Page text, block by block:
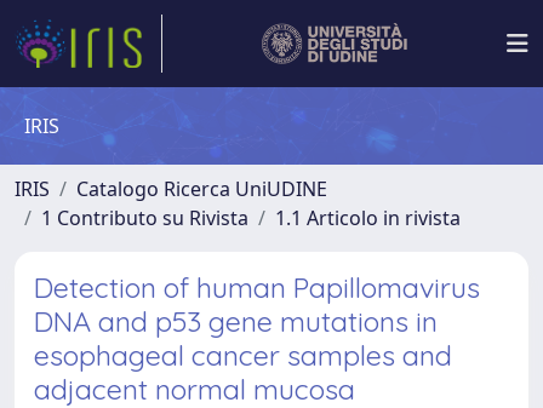
IRIS
IRIS
Catalogo Ricerca UniUDINE
1 Contributo su Rivista
1.1 Articolo in rivista
Detection of human Papillomavirus
DNA and p53 gene mutations in
esophageal cancer samples and
adjacent normal mucosa